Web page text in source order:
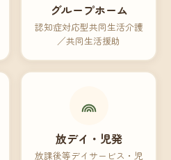
グループホーム
認知症対応型共同生活介護
／共同生活援助
放デイ・児発
放課後等デイサービス・児